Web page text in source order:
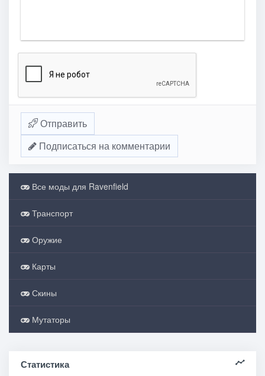
Отправить
Подписаться на комментарии
Все моды для Ravenfield
Транспорт
Оружие
Карты
Скины
Мутаторы
Статистика